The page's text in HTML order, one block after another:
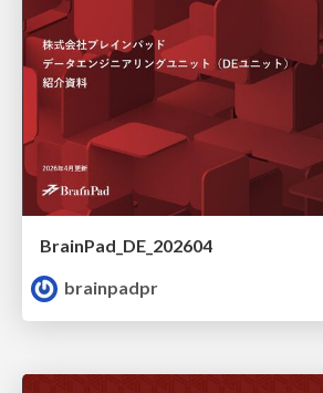
BrainPad_DE_202604
brainpadpr